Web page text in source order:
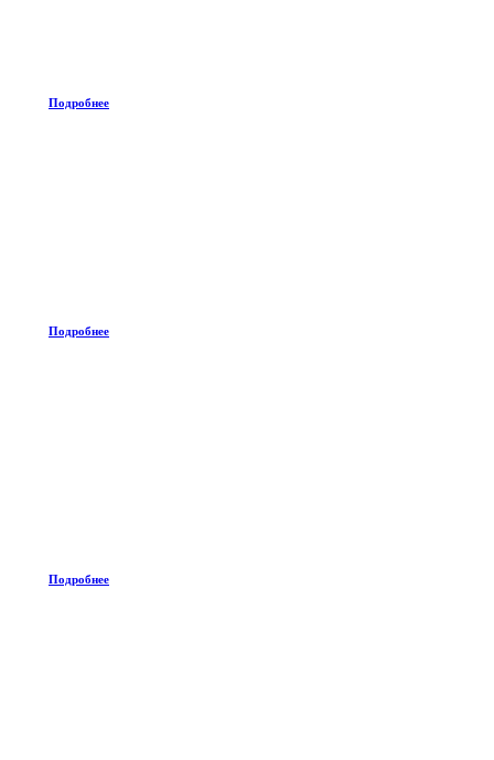
Подробнее
Подробнее
Подробнее